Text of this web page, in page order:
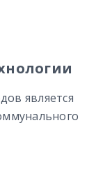
является